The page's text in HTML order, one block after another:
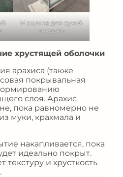
Машина для сухой
очистки
хрустящей оболочки
арахиса (также
покрывальная
слоя. Арахис
пока равномерно не
муки, крахмала и
накапливается, пока
идеально покрыт.
текстуру и хрусткость